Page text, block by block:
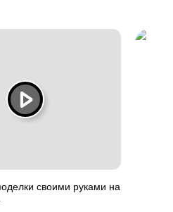
своими руками на